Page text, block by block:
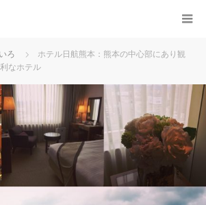
ろ
ホテル日航熊本：熊本の中心部にあり観
なホテル